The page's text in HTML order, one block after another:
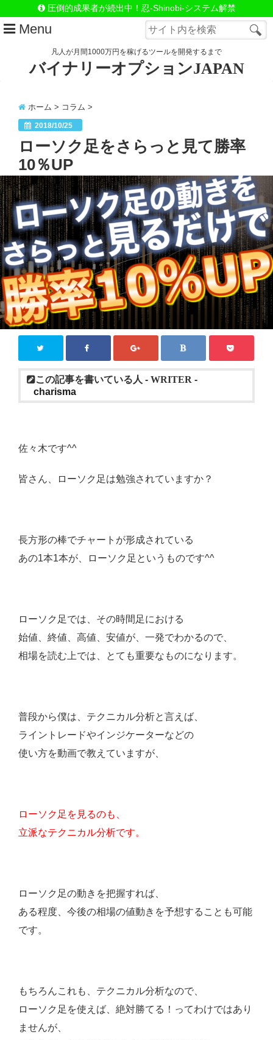
圧倒的成果者が続出中！忍-Shinobi-システム解禁
Menu
はじめての方へ
忍システム詳細
忍=極-システム詳細
忍＆極セットで手に入れる
自動売買システムSnake
Close
凡人が月間1000万円を稼げるツールを開発するまで
バイナリーオプションJAPAN
ホーム > コラム >
2018/10/25
ローソク足をさらっと見て勝率
10％UP
この記事を書いている人 - WRITER -
charisma
佐々木です^^
皆さん、ローソク足は勉強されていますか？
長方形の棒でチャートが形成されている
あの1本1本が、ローソク足というものです^^
ローソク足では、その時間足における
始値、終値、高値、安値が、一発でわかるので、
相場を読む上では、とても重要なものになります。
普段から僕は、テクニカル分析と言えば、
ライントレードやインジケーターなどの
使い方を動画で教えていますが、
ローソク足を見るのも、
立派なテクニカル分析です。
ローソク足の動きを把握すれば、
ある程度、今後の相場の値動きを予想することも可能
です。
もちろんこれも、テクニカル分析なので、
ローソク足を使えば、絶対勝てる！ってわけではあり
ませんが、